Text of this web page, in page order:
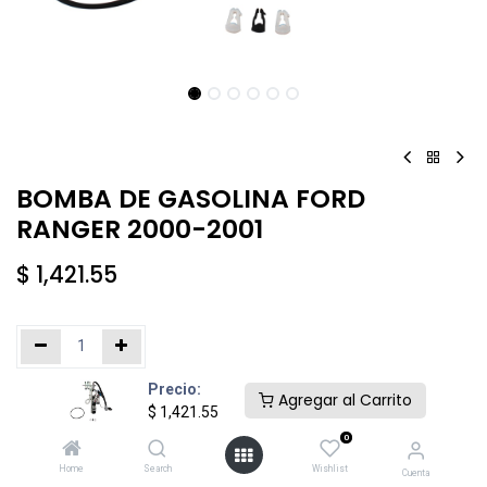
Precio:
$ 1,421.55
Agregar al Carrito
Home Search
0
Wishlist Cuenta
BOMBA DE GASOLINA FORD
RANGER 2000-2001
$ 1,421.55
Añadir al carrito Comprar ahora
Agregar a la lista de deseos